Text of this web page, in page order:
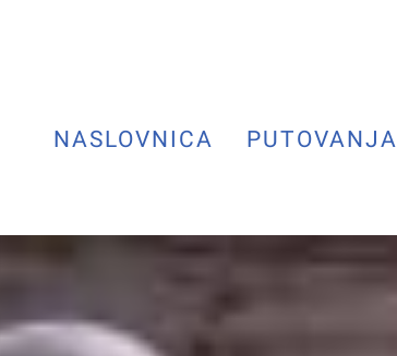
NASLOVNICA PUTOVANJA